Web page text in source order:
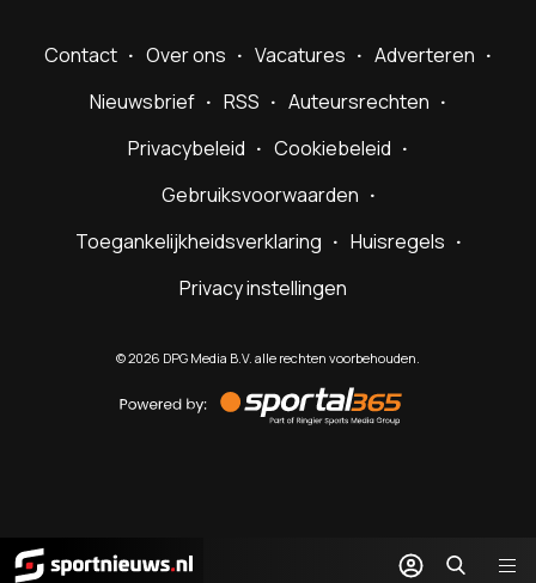
Contact Over ons Vacatures
Adverteren
Nieuwsbrief
RSS
Auteursrechten
Privacybeleid
Cookiebeleid
Gebruiksvoorwaarden
Toegankelijkheidsverklaring
Huisregels
Privacy instellingen
©2026 DPG Media B.V. alle rechten voorbehouden.
by
Sportal365